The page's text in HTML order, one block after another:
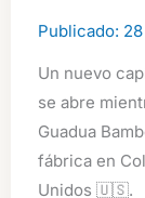
Un nuevo
se abre
Guadua
fábrica en
Unidos 🇺🇸.